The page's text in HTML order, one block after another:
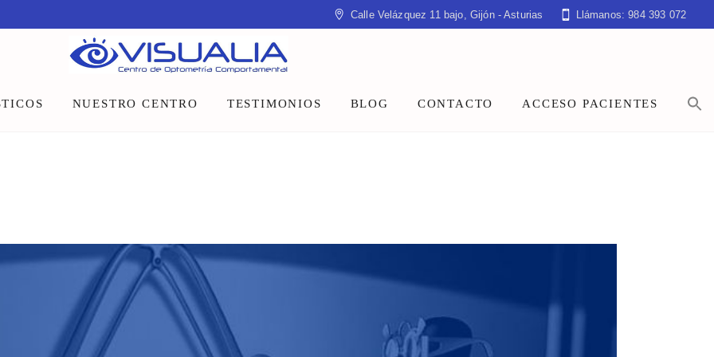
Calle Velázquez 11 bajo, Gijón - Asturias Llámanos: 984 393 072
NUESTRO CENTRO TESTIMONIOS BLOG CONTACTO ACCESO PACIENTES